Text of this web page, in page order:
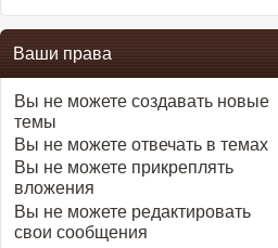
Ваши права
Вы не можете создавать новые
темы
Вы не можете отвечать в темах
Вы не можете прикреплять
вложения
Вы не можете редактировать
свои сообщения